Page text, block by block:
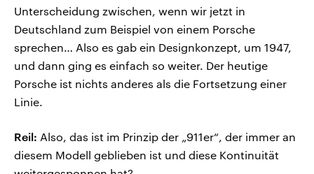
Unterscheidung zwischen, wenn wir jetzt in
Deutschland zum Beispiel von einem Porsche
sprechen… Also es gab ein Designkonzept, um 1947,
und dann ging es einfach so weiter. Der heutige
Porsche ist nichts anderes als die Fortsetzung einer
Linie.
Reil: Also, das ist im Prinzip der „911er“, der immer an
diesem Modell geblieben ist und diese Kontinuität